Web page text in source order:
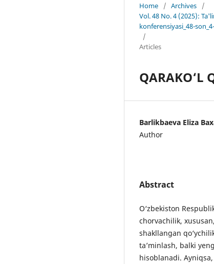
Home / Archives
/
Vol. 48 No. 4 (2025):
konferensiyasi_48-
/
Articles
QARAKO‘L
Barlikbaeva Eliza
Author
Abstract
O‘zbekiston
chorvachilik,
shakllangan
ta’minlash, balki
hisoblanadi.